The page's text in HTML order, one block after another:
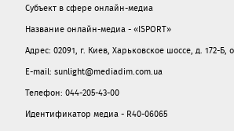
Субъект в сфере онлайн-медиа
Название онлайн-медиа - «ISPORT»
Адрес: 02091, г. Киев, Харьковское шоссе, д. 172-Б,
E-mail: sunlight@mediadim.com.ua
Телефон: 044-205-43-00
Идентификатор медиа - R40-06065